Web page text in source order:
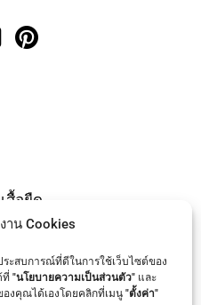
าน Cookies
ะสบการณ์ที่ดีในการใช้เว็บไซต์ของ
ที่ "นโยบายความเป็นส่วนตัว"และ
งคุณได้เองโดยคลิกที่เมนู "ตั้งค่า"
สื้อยืด
รกิจเสื้อยืด
ห้โดนใจ